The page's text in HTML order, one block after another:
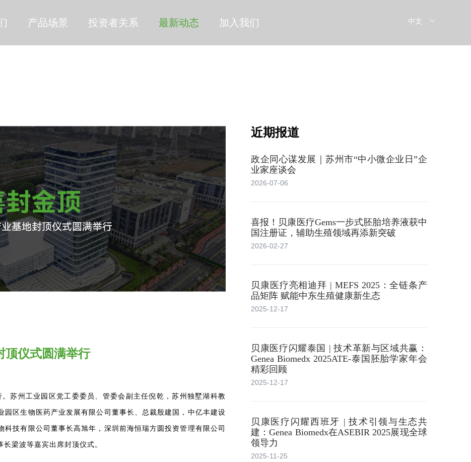
产品场景 投资者关系 最新动态 加入我们
顶仪式圆满举行
苏州工业园区党工委委员、管委会副主任倪乾，苏州独墅湖科教
区生物医药产业发展有限公司董事长、总裁殷建国，中亿丰建设
技有限公司董事长高旭年，深圳前海恒瑞方圆投资管理有限公司
梁波等嘉宾出席封顶仪式。
近期报道
政企同心谋发展｜苏州市“中小微企业日”企
业家座谈会
2026-07-06
喜报！贝康医疗Gems一步式胚胎培养液获中
国注册证，辅助生殖领域再添新突破
2026-02-27
贝康医疗亮相迪拜 | MEFS 2025：全链条产
品矩阵 赋能中东生殖健康新生态
2025-12-17
贝康医疗闪耀泰国 | 技术革新与区域共赢：
Genea Biomedx 2025ATE-泰国胚胎学家年会
精彩回顾
2025-12-17
贝康医疗闪耀西班牙 | 技术引领与生态共
建：Genea Biomedx在ASEBIR 2025展现全球
领导力
2025-11-25